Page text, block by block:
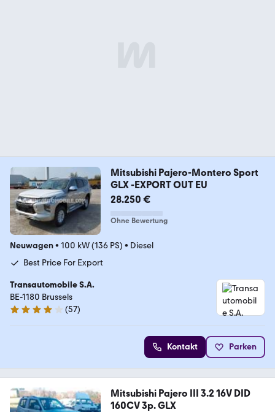
Mitsubishi Pajero-Montero Sport
GLX -EXPORT OUT EU
28.250 €
Ohne Bewertung
Neuwagen• 100 kW (136 PS) • Diesel
Best Price For Export
Transautomobile S.A.
BE-1180 Brussels
4.2 Sterne
(57)
Kontakt Parken
Mitsubishi Pajero III 3.2 16V DID
160CV 3p. GLX